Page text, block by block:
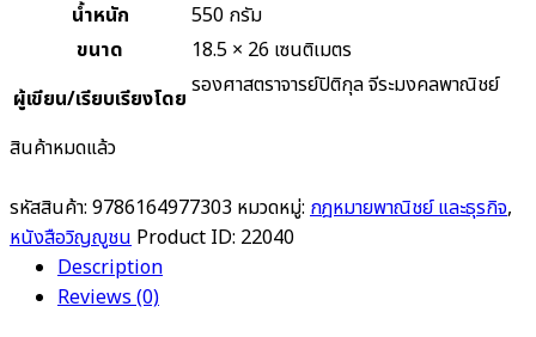
น้ำหนัก
550 กรัม
ขนาด
18.5 × 26 เซนติเมตร
ผู้เขียน/เรียบเรียงโดย รองศาสตราจารย์ปิติกุล จีระมงคลพาณิชย์
สินค้าหมดแล้ว
รหัสสินค้า: 9786164977303 หมวดหมู่: กฎหมายพาณิชย์ และธุรกิจ,
หนังสือวิญญูชน Product ID: 22040
Description
Reviews (0)